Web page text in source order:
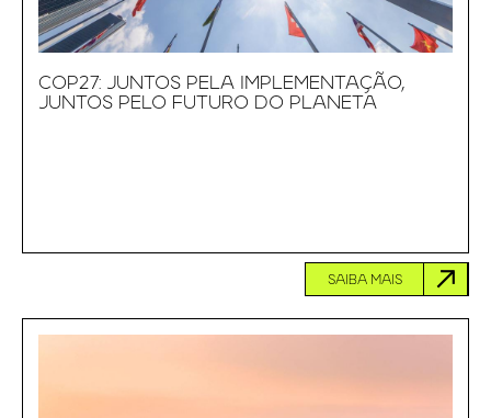
COP27: JUNTOS PELA IMPLEMENTAÇÃO,
JUNTOS PELO FUTURO DO PLANETA
SAIBA MAIS